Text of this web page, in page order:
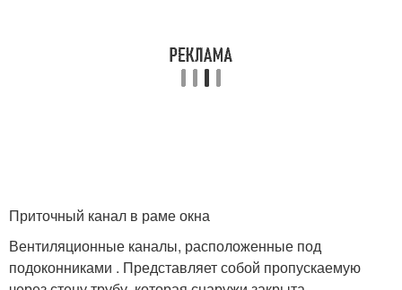
Приточный канал в раме окна
Вентиляционные каналы, расположенные под
подоконниками . Представляет собой пропускаемую